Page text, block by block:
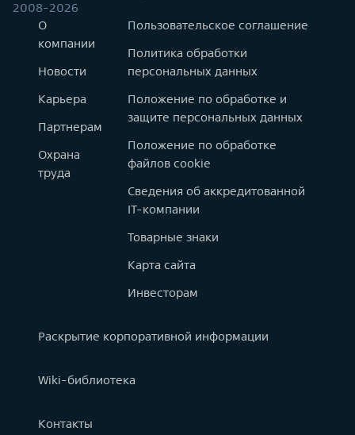
2008-2026
О
компании
Новости
Карьера
Партнерам
Охрана
труда
Пользовательское соглашение
Политика обработки
персональных данных
Положение по обработке и
защите персональных данных
Положение по обработке
файлов cookie
Сведения об аккредитованной
IT-компании
Товарные знаки
Карта сайта
Инвесторам
Раскрытие корпоративной информации
Wiki-библиотека
Контакты